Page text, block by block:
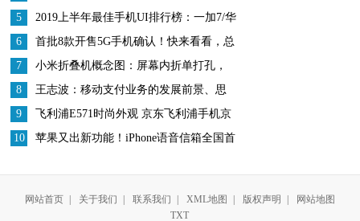
号的你
5
2019上半年最佳手机UI排行榜：一加7/华
为领衔
6
首批8款开售5G手机确认！快来看看，总
有一款你喜欢
7
小米折叠机概念图：屏幕内折单打孔，
后置双摄有2块屏幕
8
王志波：移动支付业务的发展前景、思
考与建议
9
飞利浦E571时尚外观 京东飞利浦手机京
东自营旗舰店售价279元
10
苹果又出新功能！iPhone语音信箱全国首
网站首页 | 关于我们 | 联系我们 | XML地图 | 版权声明 |
网站地图
TXT